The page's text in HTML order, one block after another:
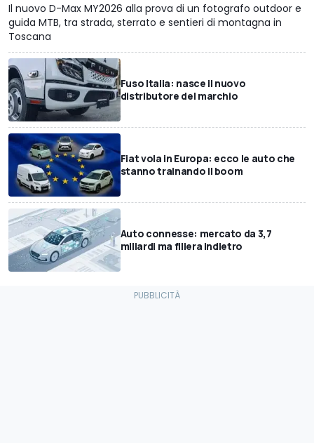
Il nuovo D-Max MY2026 alla prova di un fotografo outdoor e
guida MTB, tra strada, sterrato e sentieri di montagna in
Toscana
Fuso Italia: nasce il nuovo
distributore del marchio
Fiat vola in Europa: ecco le auto che
stanno trainando il boom
Auto connesse: mercato da 3,7
miliardi ma filiera indietro